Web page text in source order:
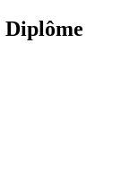
Diplôme